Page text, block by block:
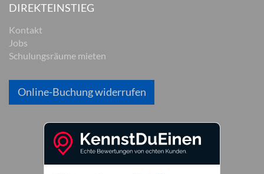
DIREKTEINSTIEG
Kontakt
Jobs
Schulungsräume mieten
Online-Buchung widerrufen